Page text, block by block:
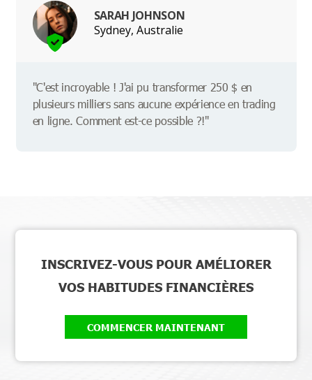
SARAH JOHNSON
Sydney, Australie
"C'est incroyable ! J'ai pu transformer 250 $ en
plusieurs milliers sans aucune expérience en trading
en ligne. Comment est-ce possible ?!"
INSCRIVEZ-VOUS POUR AMÉLIORER
VOS HABITUDES FINANCIÈRES
COMMENCER MAINTENANT